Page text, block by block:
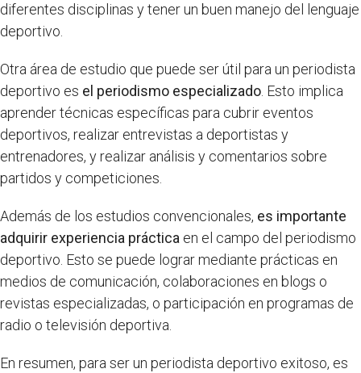
diferentes disciplinas y tener un buen manejo del lenguaje
deportivo.
Otra área de estudio que puede ser útil para un periodista
deportivo es el periodismo especializado . Esto implica
aprender técnicas específicas para cubrir eventos
deportivos, realizar entrevistas a deportistas y
entrenadores, y realizar análisis y comentarios sobre
partidos y competiciones.
Además de los estudios convencionales, es importante
adquirir experiencia práctica en el campo del periodismo
deportivo. Esto se puede lograr mediante prácticas en
medios de comunicación, colaboraciones en blogs o
revistas especializadas, o participación en programas de
radio o televisión deportiva.
En resumen, para ser un periodista deportivo exitoso, es